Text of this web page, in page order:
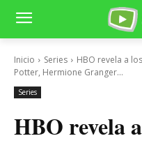
Inicio Series
HBO revela a
Potter, Hermione Granger...
Series
HBO revela